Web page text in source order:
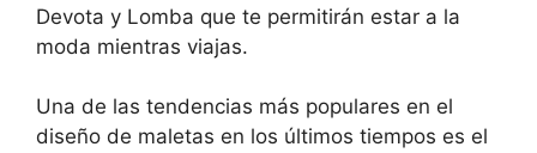
Devota y Lomba que te permitirán estar a la
moda mientras viajas.
Una de las tendencias más populares en el
diseño de maletas en los últimos tiempos es el